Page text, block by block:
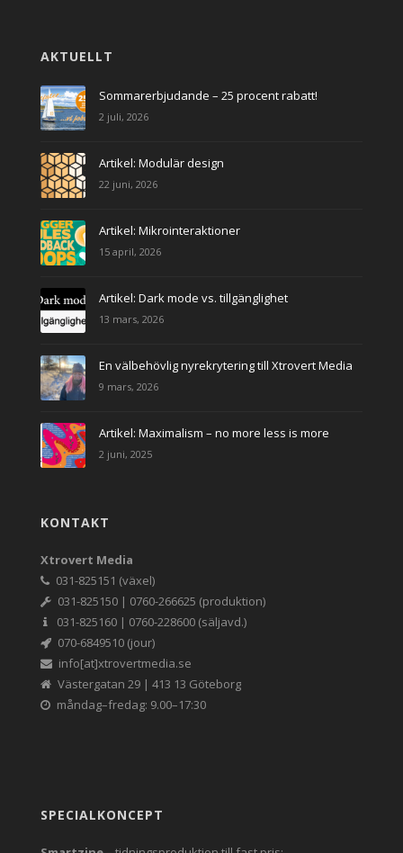
AKTUELLT
Sommarerbjudande – 25 procent rabatt!
2 juli, 2026
Artikel: Modulär design
22 juni, 2026
Artikel: Mikrointeraktioner
15 april, 2026
Artikel: Dark mode vs. tillgänglighet
13 mars, 2026
En välbehövlig nyrekrytering till Xtrovert Media
9 mars, 2026
Artikel: Maximalism – no more less is more
2 juni, 2025
KONTAKT
Xtrovert Media
031-825151 (växel)
031-825150 | 0760-266625 (produktion)
031-825160 | 0760-228600 (säljavd.)
070-6849510 (jour)
info[at]xtrovertmedia.se
Västergatan 29 | 413 13 Göteborg
måndag–fredag: 9.00–17:30
SPECIALKONCEPT